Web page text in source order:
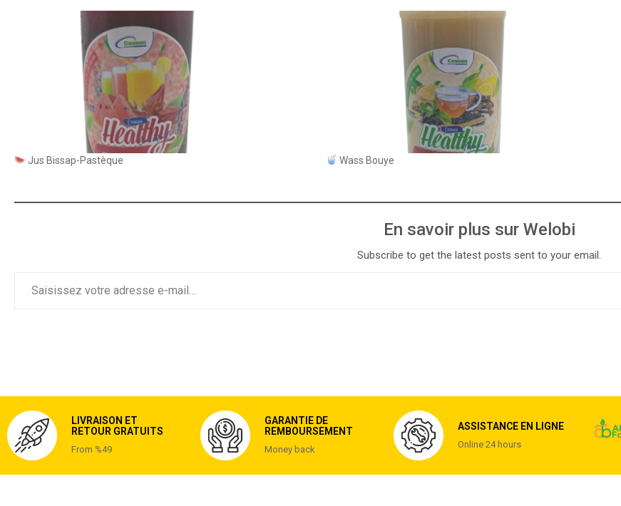
Jus Bissap-Pastèque Wass Bouye
En savoir plus sur Welobi
Subscribe to get the latest posts sent to your email.
LIVRAISON ET
RETOUR GRATUITS
From %49
GARANTIE DE
REMBOURSEMENT
Money back
ASSISTANCE EN LIGNE
Online 24 hours